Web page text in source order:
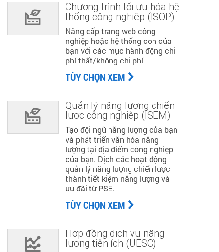
Chương trình tối ưu hóa hệ
thống công nghiệp (ISOP)
Nâng cấp trang web công
nghiệp hoặc hệ thống con của
bạn với các mục hành động chi
phí thất/không chi phí.
TÙY CHỌN XEM
Quản lý năng lượng chiến
lược công nghiệp (ISEM)
Tạo đội ngũ năng lượng của bạn
và phát triển văn hóa năng
lượng tại địa điểm công nghiệp
của bạn. Dịch các hoạt động
quản lý năng lượng chiến lược
thành tiết kiệm năng lượng và
ưu đãi từ PSE.
TÙY CHỌN XEM
Hợp đồng dịch vụ năng
lượng tiện ích (UESC)